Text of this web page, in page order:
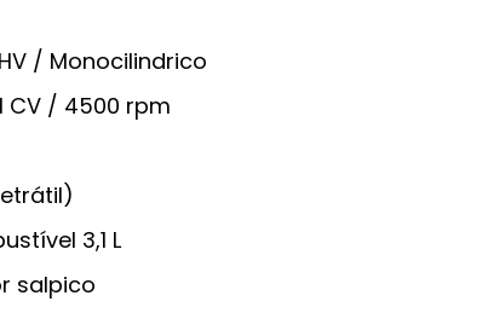
/ Monocilindrico
CV / 4500 rpm
3,1 L
salpico